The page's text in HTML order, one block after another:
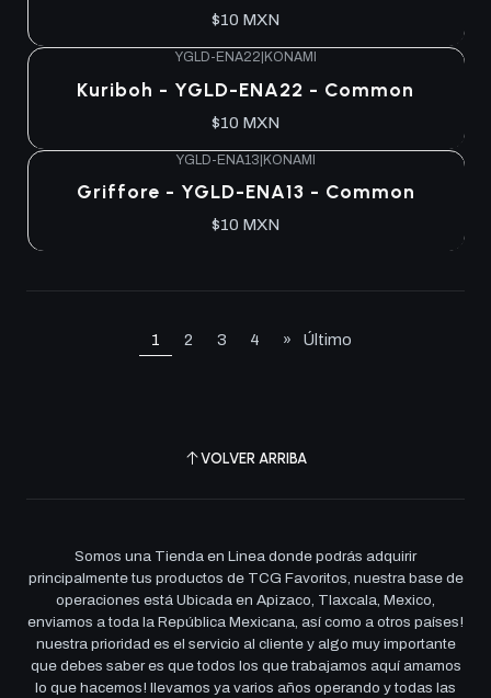
$10 MXN
YGLD-ENA22 KONAMI
Kuriboh - YGLD-ENA22 - Common
$10 MXN
YGLD-ENA13|KONAMI
Griffore - YGLD-ENA13 - Common
$10 MXN
1 2 3 4 » Último
VOLVER ARRIBA
Somos una Tienda en Linea donde podrás adquirir
principalmente tus productos de TCG Favoritos, nuestra base de
operaciones está Ubicada en Apizaco, Tlaxcala, Mexico,
enviamos a toda la República Mexicana, así como a otros países!
nuestra prioridad es el servicio al cliente y algo muy importante
que debes saber es que todos los que trabajamos aquí amamos
lo que hacemos! llevamos ya varios años operando y todas las